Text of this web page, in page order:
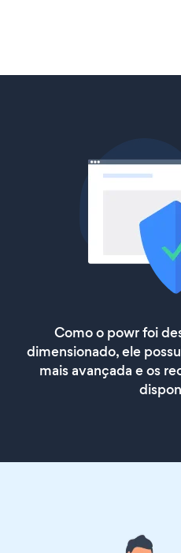
Como o powr foi
dimensionado, ele
mais avançada e os